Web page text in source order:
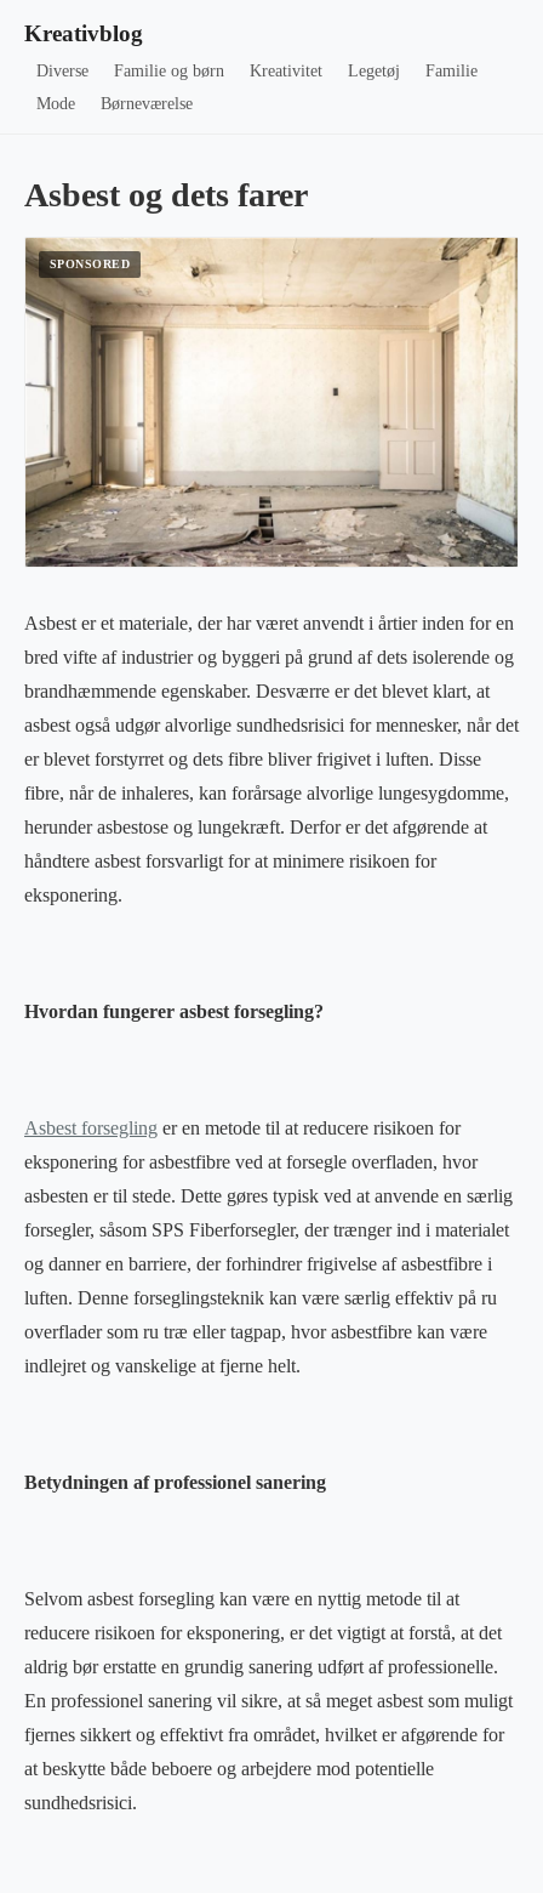
Kreativblog
Diverse Familie og børn Kreativitet Legetøj
Familie
Mode
Børneværelse
Asbest og dets farer
Asbest er et materiale, der har været anvendt i årtier inden for en
bred vifte af industrier og byggeri på grund af dets isolerende og
brandhæmmende egenskaber. Desværre er det blevet klart, at
asbest også udgør alvorlige sundhedsrisici for mennesker, når det
er blevet forstyrret og dets fibre bliver frigivet i luften. Disse
fibre, når de inhaleres, kan forårsage alvorlige lungesygdomme,
herunder asbestose og lungekræft. Derfor er det afgørende at
håndtere asbest forsvarligt for at minimere risikoen for
eksponering.
Hvordan fungerer asbest forsegling?
Asbest forsegling er en metode til at reducere risikoen for
eksponering for asbestfibre ved at forsegle overfladen, hvor
asbesten er til stede. Dette gøres typisk ved at anvende en særlig
forsegler, såsom SPS Fiberforsegler, der trænger ind i materialet
og danner en barriere, der forhindrer frigivelse af asbestfibre i
luften. Denne forseglingsteknik kan være særlig effektiv på ru
overflader som ru træ eller tagpap, hvor asbestfibre kan være
indlejret og vanskelige at fjerne helt.
Betydningen af professionel sanering
Selvom asbest forsegling kan være en nyttig metode til at
reducere risikoen for eksponering, er det vigtigt at forstå, at det
aldrig bør erstatte en grundig sanering udført af professionelle.
En professionel sanering vil sikre, at så meget asbest som muligt
fjernes sikkert og effektivt fra området, hvilket er afgørende for
at beskytte både beboere og arbejdere mod potentielle
sundhedsrisici.